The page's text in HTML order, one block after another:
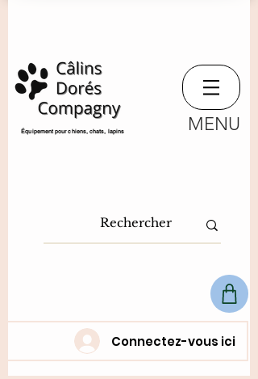
​Équipement pour chiens, chats, lapins MENU
Connectez-vous ici